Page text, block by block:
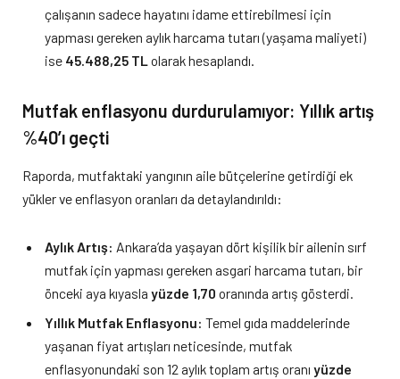
çalışanın sadece hayatını idame ettirebilmesi için
yapması gereken aylık harcama tutarı (yaşama maliyeti)
ise 45.488,25 TL olarak hesaplandı.
Mutfak enflasyonu durdurulamıyor: Yıllık artış
%40’ı geçti
Raporda, mutfaktaki yangının aile bütçelerine getirdiği ek
yükler ve enflasyon oranları da detaylandırıldı:
Aylık Artış: Ankara’da yaşayan dört kişilik bir ailenin sırf
mutfak için yapması gereken asgari harcama tutarı, bir
önceki aya kıyasla yüzde 1,70 oranında artış gösterdi.
Yıllık Mutfak Enflasyonu: Temel gıda maddelerinde
yaşanan fiyat artışları neticesinde, mutfak
enflasyonundaki son 12 aylık toplam artış oranı yüzde